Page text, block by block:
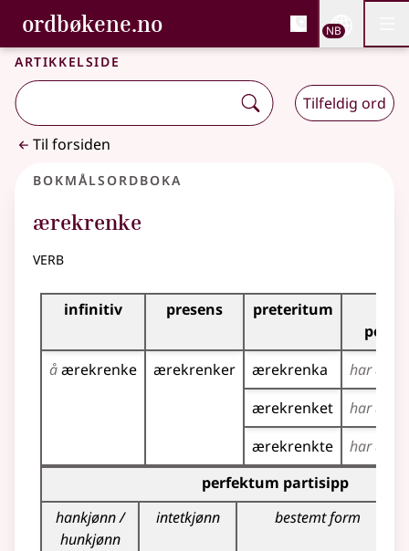
Gå til hovedinnhold
Tilgjengelighet
ordbøkene.no, Bokmålsordboka og
Bokmålsordboka og Nynorskordboka
NB
Artikkelside
Tilfeldig ord
Til forsiden
Bokmålsordboka
ærekrenke
verb
Bøyingstabell for dette verbet
infinitiv presens preteritum
åærekrenke ærekrenker ærekrenka har
ærekrenket
har
ærekrenkte
har
Bøyingstabell for dette verbet (partisippformer)
perfektum partisipp
hankjønn /
hunkjønn
intetkjønn bestemt form